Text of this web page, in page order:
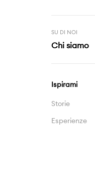
SU DI NOI
Chi siamo
Ispirami
Storie
Esperienze